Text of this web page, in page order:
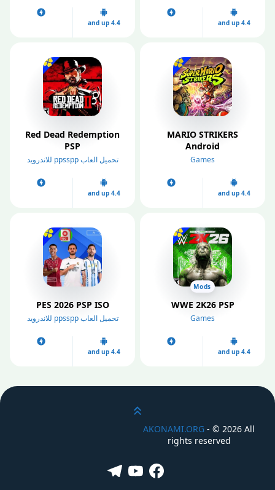
4.4 and up
4.4 and up
MARIO STRIKERS
Android
Games
4.4 and up
Red Dead Redemption
PSP
تحميل العاب ppsspp للاندرويد
4.4 and up
Mods
WWE 2K26 PSP
Games
4.4 and up
PES 2026 PSP ISO
تحميل العاب ppsspp للاندرويد
4.4 and up
انتقل إلى أعلى
AKONAMI.ORG - © 2026 All
rights reserved